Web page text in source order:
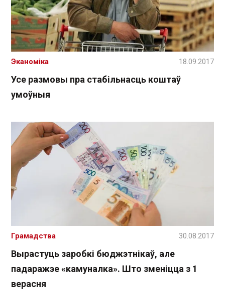
Усе размовы пра стабільнасць коштаў
умоўныя
Эканоміка 18.09.2017
Вырастуць заробкі бюджэтнікаў, але
падаражэе «камуналка». Што зменіцца з 1
верасня
Грамадства 30.08.2017